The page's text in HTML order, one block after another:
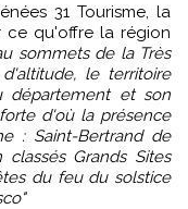
31 Tourisme, la
ce qu'offre la région
sommets de la Très
le territoire
département et son
d'où la présence
: Saint-Bertrand de
Grands Sites
du feu du solstice